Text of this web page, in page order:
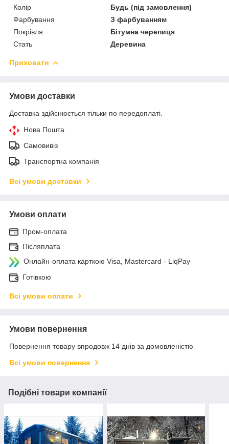
Колір
Будь (під замовлення)
Фарбування
З фарбуванням
Покрівля
Бітумна черепиця
Стать
Деревина
Приховати
Умови доставки
Доставка здійснюється тільки по передоплаті.
Нова Пошта
Самовивіз
Транспортна компанія
Всі умови доставки
Умови оплати
Пром-оплата
Післяплата
Онлайн-оплата карткою Visa, Mastercard - LiqPay
Готівкою
Всі умови оплати
Умови повернення
Повернення товару впродовж 14 днів за домовленістю
Всі умови повернення
Подібні товари компанії